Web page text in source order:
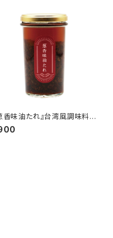
香味油たれ』台湾風調味料
温品】（瓶入り190cc）